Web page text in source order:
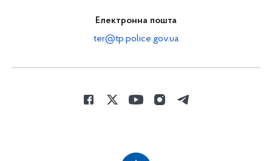
Електронна пошта
ter@tp.police.gov.ua